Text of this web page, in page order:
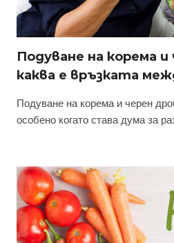
Подуване на корема и
каква е връзката
Подуване на корема и черен
особено когато става дума за